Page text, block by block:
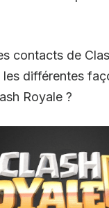
contacts de
les différentes
Royale ?